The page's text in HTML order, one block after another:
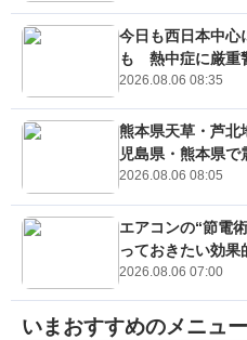
今日も西日本中
も 熱中症に厳重
2026.08.06 08:35
熊本県天草・芦
児島県・熊本県
2026.08.06 08:05
エアコンの“節
っておきたい効果
2026.08.06 07:00
いまおすすめのメニュー